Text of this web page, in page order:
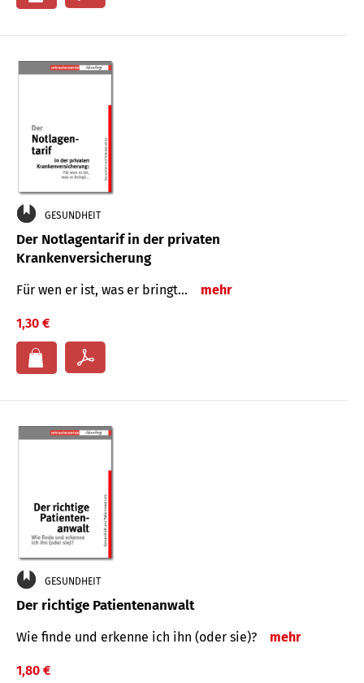
GESUNDHEIT
Der Notlagentarif in der privaten
Krankenversicherung
Für wen er ist, was er bringt… mehr
1,30 €
GESUNDHEIT
Der richtige Patientenanwalt
Wie finde und erkenne ich ihn (oder sie)? mehr
1,80 €